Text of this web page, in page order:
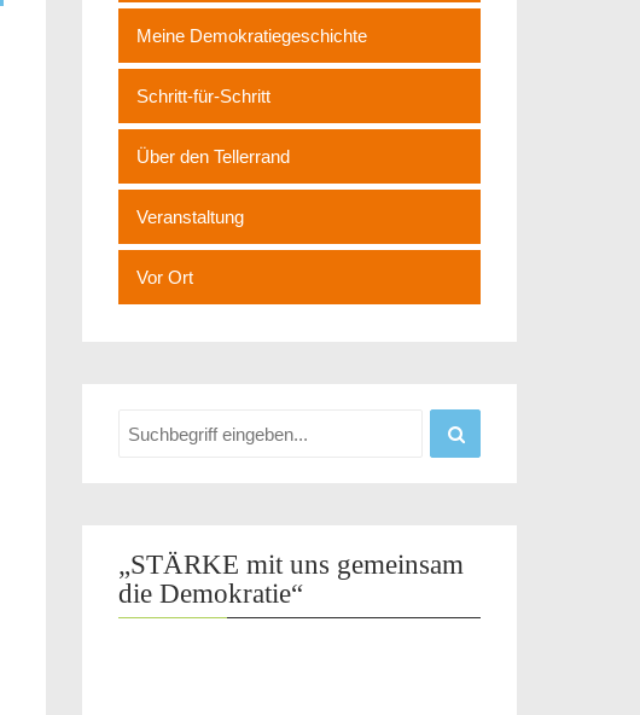
Meine Demokratiegeschichte
Schritt-für-Schritt
Über den Tellerrand
Veranstaltung
Vor Ort
„STÄRKE mit uns gemeinsam
die Demokratie“